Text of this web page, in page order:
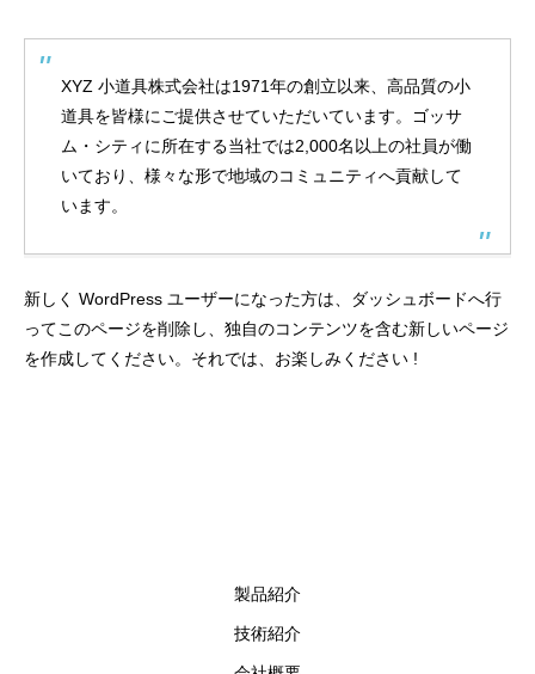
XYZ 小道具株式会社は1971年の創立以来、高品質の小
道具を皆様にご提供させていただいています。ゴッサ
ム・シティに所在する当社では2,000名以上の社員が働
いており、様々な形で地域のコミュニティへ貢献して
います。
新しく WordPress ユーザーになった方は、 ダッシュボードへ行
ってこのページを削除し、独自のコンテンツを含む新しいページ
を作成してください。それでは、お楽しみください !
製品紹介
技術紹介